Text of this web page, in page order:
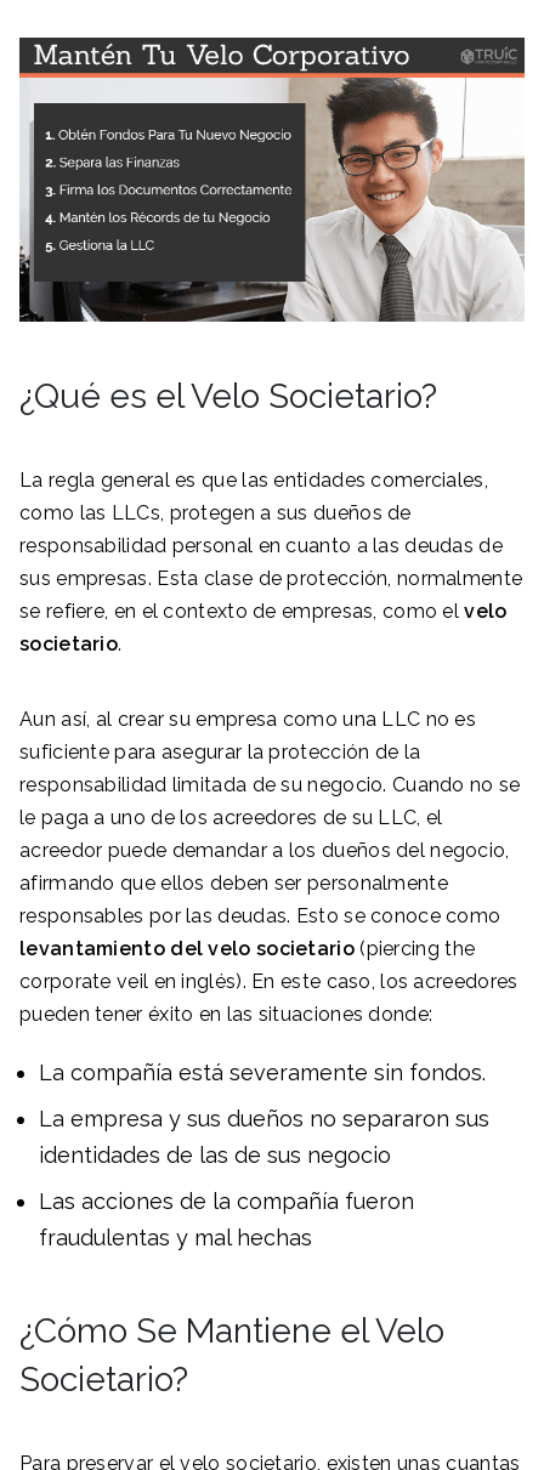
¿Qué es el Velo Societario?
La regla general es que las entidades comerciales,
como las LLCs, protegen a sus dueños de
responsabilidad personal en cuanto a las deudas de
sus empresas. Esta clase de protección, normalmente
se refiere, en el contexto de empresas, como elvelo
societario.
Aun así, al crear su empresa como una LLC no es
suficiente para asegurar la protección de la
responsabilidad limitada de su negocio. Cuando no se
le paga a uno de los acreedores de su LLC, el
acreedor puede demandar a los dueños del negocio,
afirmando que ellos deben ser personalmente
responsables por las deudas. Esto se conoce como
levantamiento del velo societario(piercing the
corporate veil en inglés). En este caso, los acreedores
pueden tener éxito en las situaciones donde:
La compañía está severamente sin fondos.
La empresa y sus dueños no separaron sus
identidades de las de sus negocio
Las acciones de la compañía fueron
fraudulentas y mal hechas
¿Cómo Se Mantiene el Velo
Societario?
Para preservar el velo societario, existen unas cuantas